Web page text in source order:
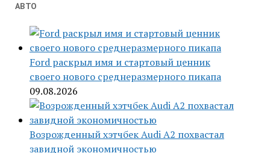
АВТО
Ford раскрыл имя и стартовый ценник
своего нового среднеразмерного пикапа
09.08.2026
Возрожденный хэтчбек Audi A2 похвастал
завидной экономичностью